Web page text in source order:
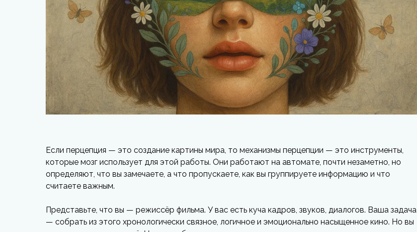
Если перцепция — это создание картины мира, то механизмы перцепции — это инструменты,
которые мозг использует для этой работы. Они работают на автомате, почти незаметно, но
определяют, что вы замечаете, а что пропускаете, как вы группируете информацию и что
считаете важным.
Представьте, что вы — режиссёр фильма. У вас есть куча кадров, звуков, диалогов. Ваша задача
— собрать из этого хронологически связное, логичное и эмоционально насыщенное кино. Но вы